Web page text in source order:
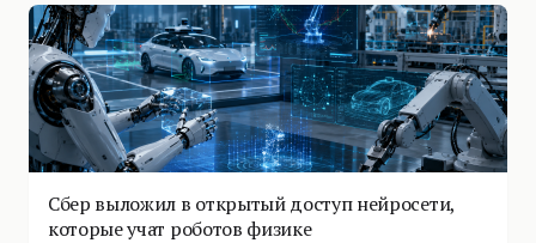
Сбер выложил в открытый доступ нейросети,
которые учат роботов физике